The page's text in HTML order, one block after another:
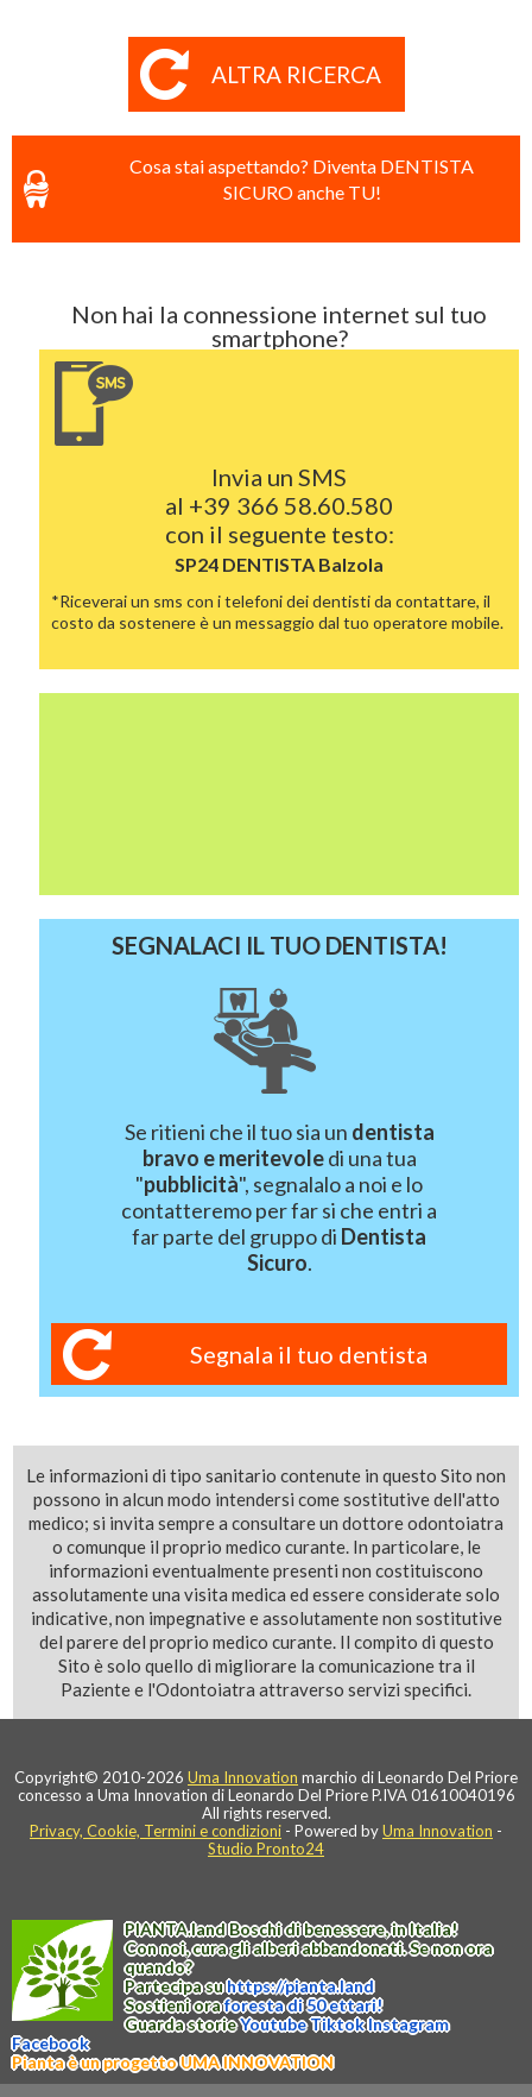
ALTRA RICERCA
Cosa stai aspettando? Diventa DENTISTA
SICURO anche TU!
Non hai la connessione internet sul tuo
smartphone?
Invia un SMS
al +39 366 58.60.580
con il seguente testo:
SP24 DENTISTA Balzola
*Riceverai un sms con i telefoni dei dentisti da contattare, il
costo da sostenere è un messaggio dal tuo operatore mobile.
SEGNALACI IL TUO DENTISTA!
Se ritieni che il tuo sia un dentista
bravo e meritevoledi una tua
"pubblicità", segnalalo a noi e lo
contatteremo per far si che entri a
far parte del gruppo di Dentista
Sicuro.
Segnala il tuo dentista
Le informazioni di tipo sanitario contenute in questo Sito non
possono in alcun modo intendersi come sostitutive dell'atto
medico; si invita sempre a consultare un dottore odontoiatra
o comunque il proprio medico curante. In particolare, le
informazioni eventualmente presenti non costituiscono
assolutamente una visita medica ed essere considerate solo
indicative, non impegnative e assolutamente non sostitutive
del parere del proprio medico curante. Il compito di questo
Sito è solo quello di migliorare la comunicazione tra il
Paziente e l'Odontoiatra attraverso servizi specifici.
Copyright© 2010-2026 Uma Innovation marchio di Leonardo Del Priore
concesso a Uma Innovation di Leonardo Del Priore P.IVA 01610040196
All rights reserved.
Privacy, Cookie, Termini e condizioni - Powered byUma Innovation -
Studio Pronto24
PIANTA.landBoschi di benessere, in Italia!
Con noi, cura gli alberi abbandonati. Se non ora
quando?
Partecipa suhttps://pianta.land
Sostieni oraforesta di 50 ettari!
Guarda storieYoutubeTiktokInstagram
Facebook
Pianta è un progetto UMA INNOVATION